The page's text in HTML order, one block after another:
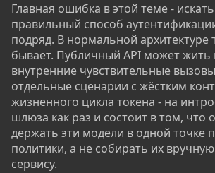
Главная ошибка в этой теме -
правильный способ
подряд. В нормальной архитектуре
бывает. Публичный API может жить
внутренние чувствительные
отдельные сценарии с жёстким
жизненного цикла токена - на
шлюза как раз и состоит в том, что
держать эти модели в одной точке
политики, а не собирать их
сервису.